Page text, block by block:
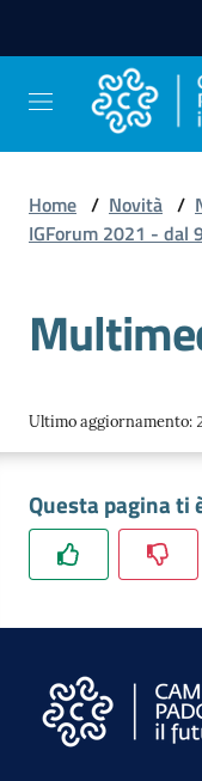
Avviare
Promuovere
Impresa
territorio
Tutelare
Impresa
Home / Novità /
IGForum 2021 - dal
Ultimo aggiornamento:
Questa pagina ti